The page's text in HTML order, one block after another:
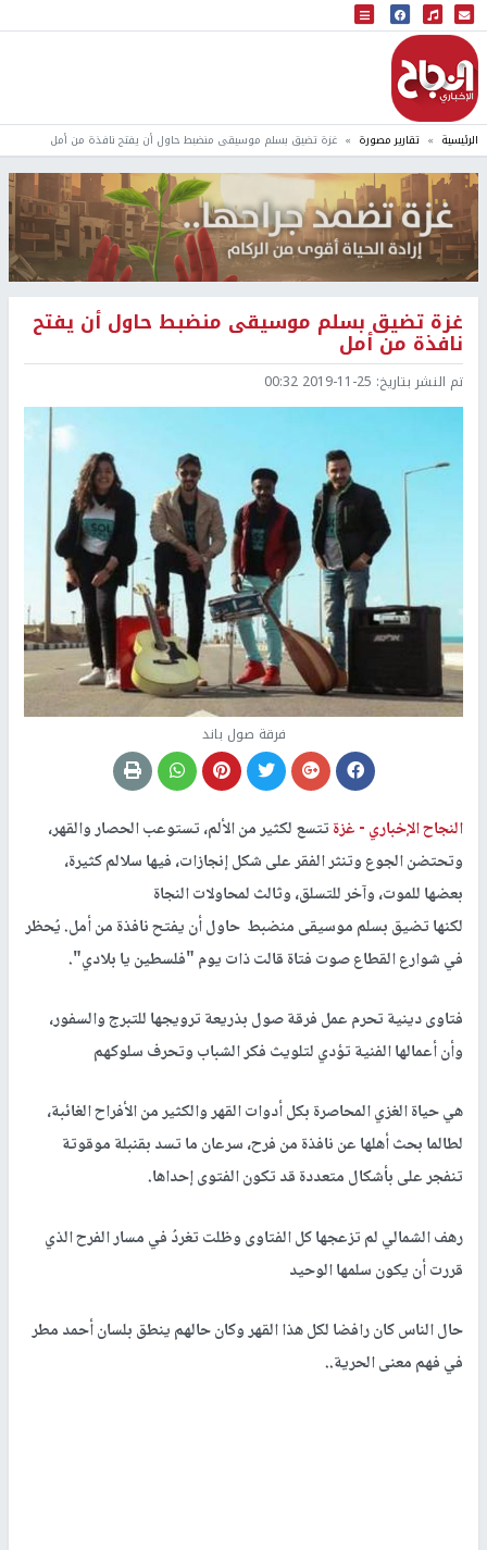
البث المباشر
إذاعة النجاح
الرئيسية تقارير مصورة غزة تضيق بسلم موسيقى منضبط حاول أن يفتح نافذة من أمل
غزة تضيق بسلم موسيقى منضبط حاول أن يفتح
نافذة من أمل
تم النشر بتاريخ: 2019-11-25 00:32
فرقة صول باند
النجاح الإخباري -غزةتتسع لكثير من الألم، تستوعب الحصار والقهر،
وتحتضن الجوع وتنثر الفقر على شكل إنجازات، فيها سلالم كثيرة،
بعضها للموت، وآخر للتسلق، وثالث لمحاولات النجاة
لكنها تضيق بسلم موسيقى منضبط حاول أن يفتح نافذة من أمل. يُحظر
في شوارع القطاع صوت فتاة قالت ذات يوم "فلسطين يا بلادي".
فتاوى دينية تحرم عمل فرقة صول بذريعة ترويجها للتبرج والسفور،
وأن أعمالها الفنية تؤدي لتلويث فكر الشباب وتحرف سلوكهم
هي حياة الغزي المحاصرة بكل أدوات القهر والكثير من الأفراح الغائبة،
لطالما بحث أهلها عن نافذة من فرح، سرعان ما تسد بقنبلة موقوتة
تنفجر على بأشكال متعددة قد تكون الفتوى إحداها.
رهف الشمالي لم تزعجها كل الفتاوى وظلت تغردُ في مسار الفرح الذي
قررت أن يكون سلمها الوحيد
حال الناس كان رافضا لكل هذا القهر وكان حالهم ينطق بلسان أحمد مطر
في فهم معنى الحرية..